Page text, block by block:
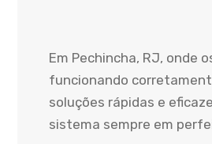
Em Pechincha, RJ, onde
funcionando
soluções rápidas e
sistema sempre em